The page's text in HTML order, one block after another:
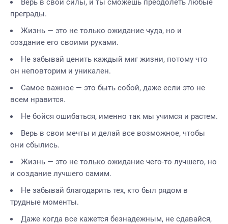
Верь в свои силы, и ты сможешь преодолеть любые
преграды.
Жизнь — это не только ожидание чуда, но и
создание его своими руками.
Не забывай ценить каждый миг жизни, потому что
он неповторим и уникален.
Самое важное — это быть собой, даже если это не
всем нравится.
Не бойся ошибаться, именно так мы учимся и растем.
Верь в свои мечты и делай все возможное, чтобы
они сбылись.
Жизнь — это не только ожидание чего-то лучшего, но
и создание лучшего самим.
Не забывай благодарить тех, кто был рядом в
трудные моменты.
Даже когда все кажется безнадежным, не сдавайся,